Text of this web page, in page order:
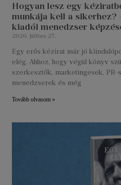
Hogyan lesz egy
munkája kell a sikerhez?
kiadói menedzser
2026. július 27.
Egy erős kézirat már jó
elég. Ahhoz, hogy végül könyv
szerkesztők, marketingesek,
menedzserek és még
Tovább olvasom »